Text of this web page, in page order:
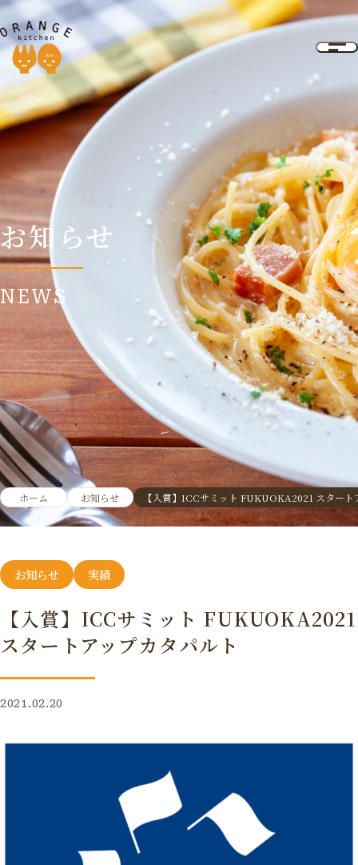
お知らせ
NEWS
ホーム お知らせ 【入賞】ICCサミット FUKUOKA2021 スタート
お知らせ 実績
【入賞】ICCサミット FUKUOKA2021
スタートアップカタパルト
2021.02.20